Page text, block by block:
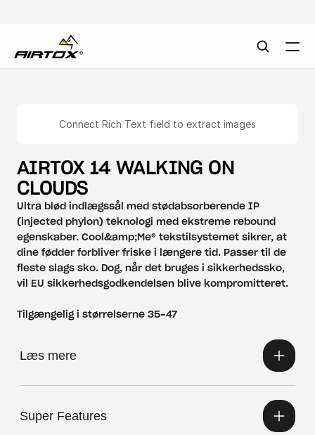
Connect Rich Text field to extract images
AIRTOX 14 WALKING ON
CLOUDS
Ultra blød indlægssål med stødabsorberende IP
(injected phylon) teknologi med ekstreme rebound
egenskaber. Cool&amp;Me® tekstilsystemet sikrer, at
dine fødder forbliver friske i længere tid. Passer til de
fleste slags sko. Dog, når det bruges i sikkerhedssko,
vil EU sikkerhedsgodkendelsen blive kompromitteret.
Tilgængelig i størrelserne 35-47
Læs mere
Super Features